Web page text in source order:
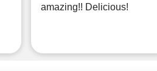
amazing!! Delicious!